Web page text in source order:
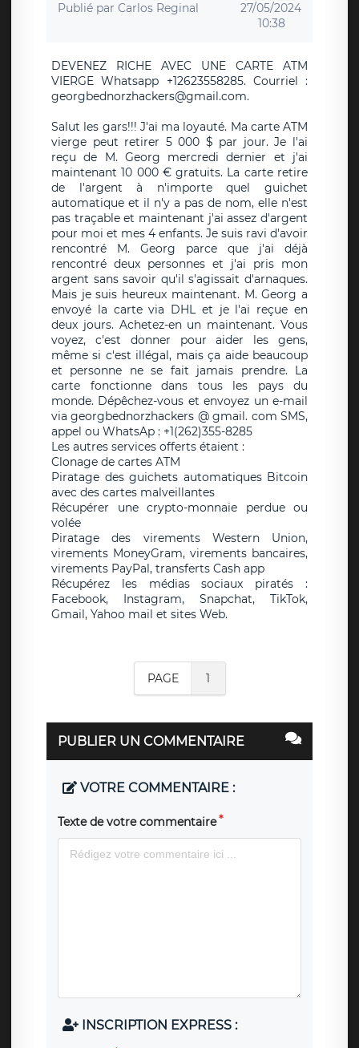
Publié par Carlos Reginal
27/05/2024
10:38
DEVENEZ RICHE AVEC UNE CARTE ATM
VIERGE Whatsapp +12623558285. Courriel :
georgbednorzhackers@gmail.com.
Salut les gars!!! J'ai ma loyauté. Ma carte ATM
vierge peut retirer 5 000 $ par jour. Je l'ai
reçu de M. Georg mercredi dernier et j'ai
maintenant 10 000 € gratuits. La carte retire
de l'argent à n'importe quel guichet
automatique et il n'y a pas de nom, elle n'est
pas traçable et maintenant j'ai assez d'argent
pour moi et mes 4 enfants. Je suis ravi d'avoir
rencontré M. Georg parce que j'ai déjà
rencontré deux personnes et j'ai pris mon
argent sans savoir qu'il s'agissait d'arnaques.
Mais je suis heureux maintenant. M. Georg a
envoyé la carte via DHL et je l'ai reçue en
deux jours. Achetez-en un maintenant. Vous
voyez, c'est donner pour aider les gens,
même si c'est illégal, mais ça aide beaucoup
et personne ne se fait jamais prendre. La
carte fonctionne dans tous les pays du
monde. Dépêchez-vous et envoyez un e-mail
via georgbednorzhackers @ gmail. com SMS,
appel ou WhatsAp : +1(262)355-8285
Les autres services offerts étaient :
Clonage de cartes ATM
Piratage des guichets automatiques Bitcoin
avec des cartes malveillantes
Récupérer une crypto-monnaie perdue ou
volée
Piratage des virements Western Union,
virements MoneyGram, virements bancaires,
virements PayPal, transferts Cash app
Récupérez les médias sociaux piratés :
Facebook, Instagram, Snapchat, TikTok,
Gmail, Yahoo mail et sites Web.
PAGE 1
PUBLIER UN COMMENTAIRE
VOTRE COMMENTAIRE :
Texte de votre commentaire
INSCRIPTION EXPRESS :